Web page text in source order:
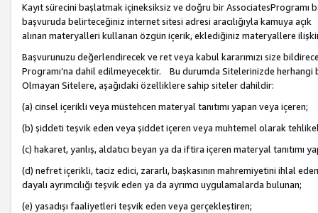
Kayıt sürecini başlatmak içineksiksiz ve doğru bir AssociatesProgramı
başvuruda belirteceğiniz internet sitesi adresi aracılığıyla kamuya
alınan materyalleri kullanan özgün içerik, eklediğiniz materyallere
Başvurunuzu değerlendirecek ve ret veya kabul kararımızı size
Programı’na dahil edilmeyecektir. Bu durumda Sitelerinizde herhangi
Olmayan Sitelere, aşağıdaki özelliklere sahip siteler dahildir:
(a) cinsel içerikli veya müstehcen materyal tanıtımı yapan veya içeren;
(b) şiddeti teşvik eden veya şiddet içeren veya muhtemel olarak
(c) hakaret, yanlış, aldatıcı beyan ya da iftira içeren materyal tanıtımı
(d) nefret içerikli, taciz edici, zararlı, başkasının mahremiyetini ihlal
dayalı ayrımcılığı teşvik eden ya da ayrımcı uygulamalarda bulunan;
(e) yasadışı faaliyetleri teşvik eden veya gerçekleştiren;